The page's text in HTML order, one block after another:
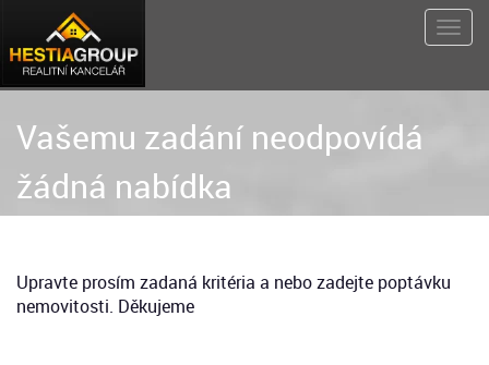
Vašemu zadání neodpovídá
žádná nabídka
Upravte prosím zadaná kritéria a nebo zadejte poptávku
nemovitosti. Děkujeme